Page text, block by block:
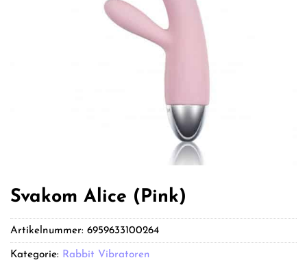
Svakom Alice (Pink)
Artikelnummer: 6959633100264
Kategorie: Rabbit Vibratoren